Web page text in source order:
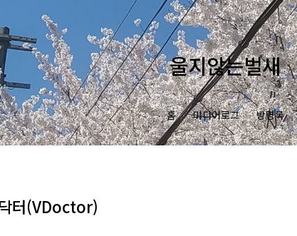
울지않는벌새
홈 미디어로그 방명록
터(VDoctor)